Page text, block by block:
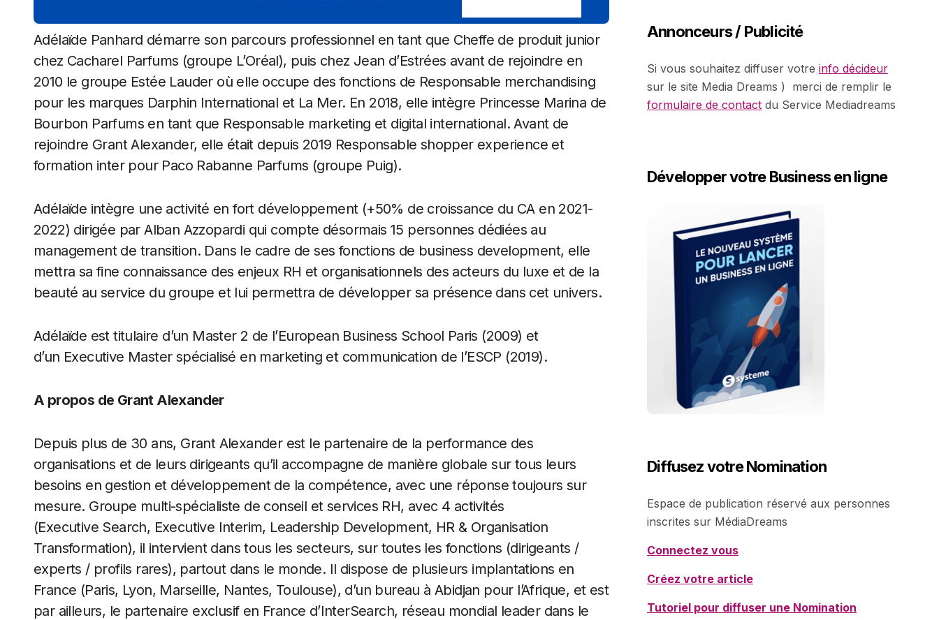
Adélaïde Panhard démarre son parcours professionnel en tant que Cheffe de produit junior
chez Cacharel Parfums (groupe L’Oréal), puis chez Jean d’Estrées avant de rejoindre en
2010 le groupe Estée Lauder où elle occupe des fonctions de Responsable merchandising
pour les marques Darphin International et La Mer. En 2018, elle intègre Princesse Marina de
Bourbon Parfums en tant que Responsable marketing et digital international. Avant de
rejoindre Grant Alexander, elle était depuis 2019 Responsable shopper experience et
formation inter pour Paco Rabanne Parfums (groupe Puig).
Adélaïde intègre une activité en fort développement (+50% de croissance du CA en 2021-
2022) dirigée par Alban Azzopardi qui compte désormais 15 personnes dédiées au
management de transition. Dans le cadre de ses fonctions de business development, elle
mettra sa fine connaissance des enjeux RH et organisationnels des acteurs du luxe et de la
beauté au service du groupe et lui permettra de développer sa présence dans cet univers.
Adélaïde est titulaire d’un Master 2 de l’European Business School Paris (2009) et
d’un Executive Master spécialisé en marketing et communication de l’ESCP (2019).
A propos de Grant Alexander
Depuis plus de 30 ans, Grant Alexander est le partenaire de la performance des
organisations et de leurs dirigeants qu’il accompagne de manière globale sur tous leurs
besoins en gestion et développement de la compétence, avec une réponse toujours sur
mesure. Groupe multi-spécialiste de conseil et services RH, avec 4 activités
(Executive Search, Executive Interim, Leadership Development, HR & Organisation
Transformation), il intervient dans tous les secteurs, sur toutes les fonctions (dirigeants /
experts / profils rares), partout dans le monde. Il dispose de plusieurs implantations en
France (Paris, Lyon, Marseille, Nantes, Toulouse), d’un bureau à Abidjan pour l’Afrique, et est
par ailleurs, le partenaire exclusif en France d’InterSearch, réseau mondial leader dans le
Annonceurs / Publicité
Si vous souhaitez diffuser votre info décideur
sur le site Media Dreams ) merci de remplir le
formulaire de contact du Service Mediadreams
Développer votre Business en ligne
Diffusez votre Nomination
Espace de publication réservé aux personnes
inscrites sur MédiaDreams
Connectez vous
Créez votre article
Tutoriel pour diffuser une Nomination